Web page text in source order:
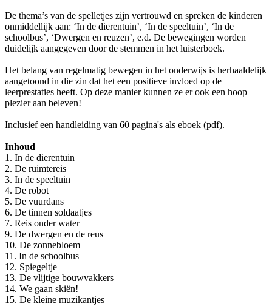
De thema’s van de spelletjes zijn vertrouwd en spreken de kinderen
onmiddellijk aan: ‘In de dierentuin’, ‘In de speeltuin’, ‘In de
schoolbus’, ‘Dwergen en reuzen’, e.d. De bewegingen worden
duidelijk aangegeven door de stemmen in het luisterboek.
Het belang van regelmatig bewegen in het onderwijs is herhaaldelijk
aangetoond in die zin dat het een positieve invloed op de
leerprestaties heeft. Op deze manier kunnen ze er ook een hoop
plezier aan beleven!
Inclusief een handleiding van 60 pagina's als eboek (pdf).
Inhoud
1. In de dierentuin
2. De ruimtereis
3. In de speeltuin
4. De robot
5. De vuurdans
6. De tinnen soldaatjes
7. Reis onder water
9. De dwergen en de reus
10. De zonnebloem
11. In de schoolbus
12. Spiegeltje
13. De vlijtige bouwvakkers
14. We gaan skiën!
15. De kleine muzikantjes